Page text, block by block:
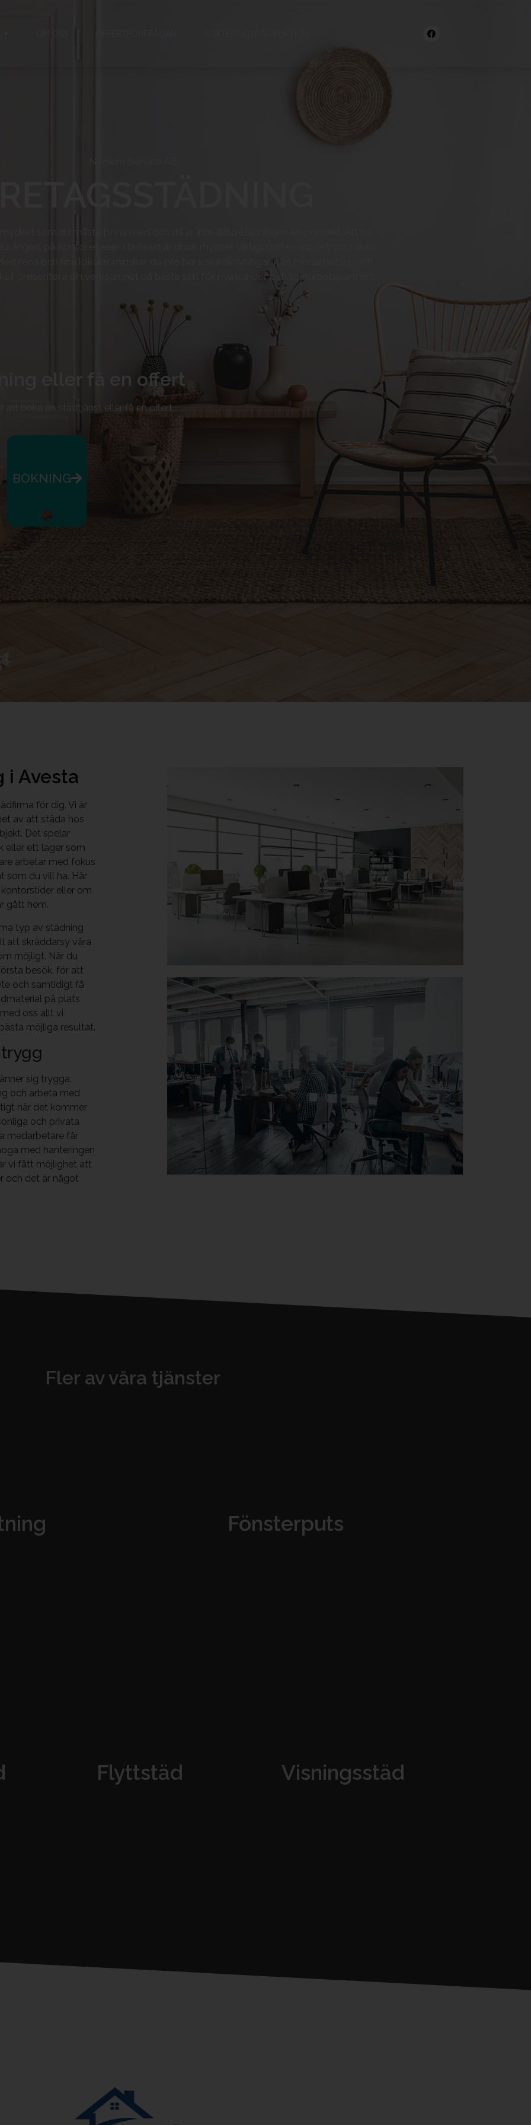
som du måste hinna med och då är inte alltid städningen en prioritet. Att ha
på kontoret eller i butiken är dock mycket viktigt och en aspekt som man
rena och fina lokaler minskar du inte bara sjukskrivningar från medarbetare och
presentera din verksamhet på bästa sätt för nya kunder och samarbetspartners.
eller få en offert
att boka en städtjänst eller få en offert.
BOKNING
i Avesta
för dig. Vi är
av att städa hos
Det spelar
eller ett lager som
arbetar med fokus
som du vill ha. Här
eller om
gått hem.
typ av städning
att skräddarsy våra
möjligt. När du
besök, för att
och samtidigt få
på plats
oss allt vi
möjliga resultat.
sig trygga.
och arbeta med
när det kommer
och privata
medarbetare får
med hanteringen
vi fått möjlighet att
och det är något
Fler av våra tjänster
Fönsterputs
Flyttstäd Visningsstäd